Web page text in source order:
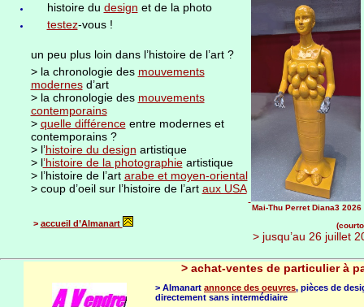
histoire du design et de la photo
testez-vous !
un peu plus loin dans l’histoire de l’art ?
> la chronologie des mouvements
modernesd’art
> la chronologie des mouvements
contemporains
> quelle différenceentre modernes et
contemporains ?
> l’histoire du design artistique
> l’histoire de la photographieartistique
> l’histoire de l’art arabe et moyen-oriental
> coup d’oeil sur l’histoire de l’art aux USA
> accueil d’Almanart
Mai-Thu Perret Diana3
> jusqu’au 26 juillet
> achat-ventes de particulier à
> Almanart annonce des oeuvres, pièces de
directement sans intermédiaire